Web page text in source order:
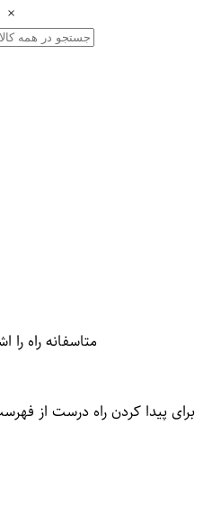
×
متاسفانه راه را
برای پیدا کردن راه درست از